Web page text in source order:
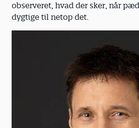
observeret, hvad der sker, når
dygtige til netop det.